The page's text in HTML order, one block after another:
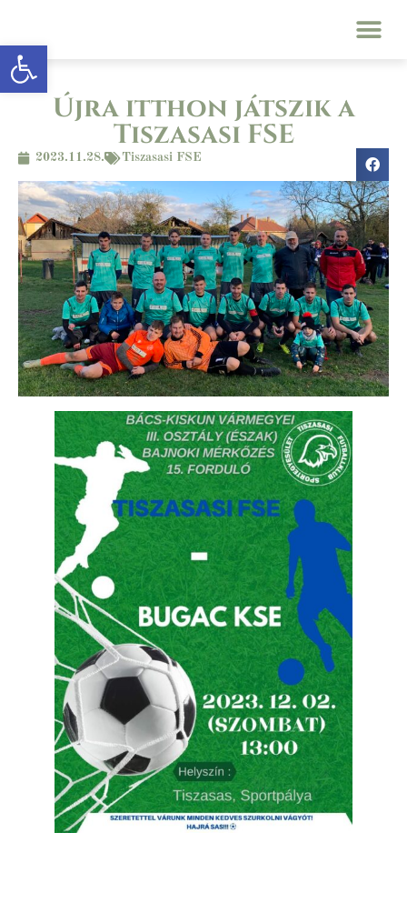
Eszköztár megnyitása
Újra itthon játszik a
Tiszasasi FSE
2023.11.28. Tiszasasi FSE